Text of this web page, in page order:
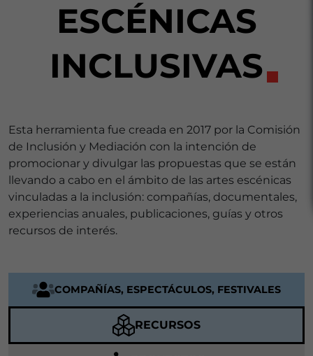
ESCÉNICAS
INCLUSIVAS
Esta herramienta fue creada en 2017 por la Comisión
de Inclusión y Mediación con la intención de
promocionar y divulgar las propuestas que se están
llevando a cabo en el ámbito de las artes escénicas
vinculadas a la inclusión: compañías, documentales,
experiencias anuales, publicaciones, guías y otros
recursos de interés.
COMPAÑÍAS, ESPECTÁCULOS, FESTIVALES
RECURSOS